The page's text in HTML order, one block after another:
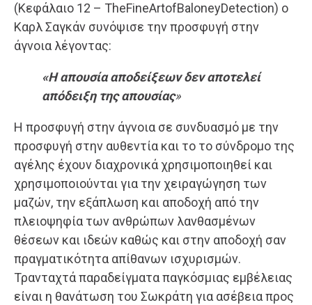
(Κεφάλαιο 12 – TheFineArtofBaloneyDetection) ο
Καρλ Σαγκάν συνόψισε την προσφυγή στην
άγνοια λέγοντας:
«Η απουσία αποδείξεων δεν αποτελεί
απόδειξη της απουσίας»
Η προσφυγή στην άγνοια σε συνδυασμό με την
προσφυγή στην αυθεντία και το το σύνδρομο της
αγέλης έχουν διαχρονικά χρησιμοποιηθεί και
χρησιμοποιούνται για την χειραγώγηση των
μαζών, την εξάπλωση και αποδοχή από την
πλειοψηφία των ανθρώπων λανθασμένων
θέσεων και ιδεών καθώς και στην αποδοχή σαν
πραγματικότητα απίθανων ισχυρισμών.
Τρανταχτά παραδείγματα παγκόσμιας εμβέλειας
είναι η θανάτωση του Σωκράτη για ασέβεια προς